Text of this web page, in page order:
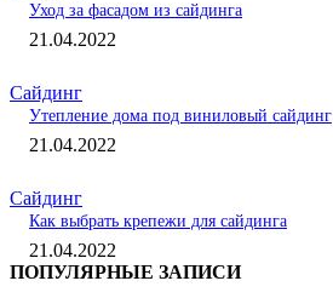
Уход за фасадом из сайдинга
21.04.2022
Сайдинг
Утепление дома под виниловый сайдинг
21.04.2022
Сайдинг
Как выбрать крепежи для сайдинга
21.04.2022
ПОПУЛЯРНЫЕ ЗАПИСИ